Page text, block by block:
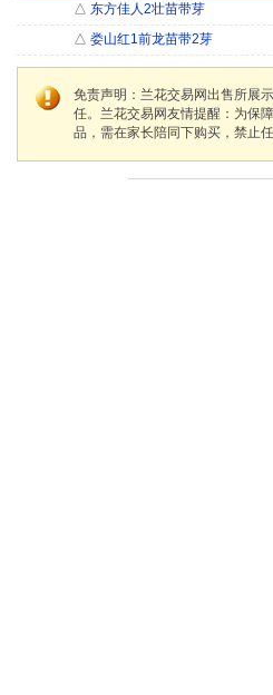
△ 东方佳人2壮苗带芽
△ 娄山红1前龙苗带2芽
免责声明：兰花交易网出售所展
任。兰花交易网友情提醒：为保
品，需在家长陪同下购买，禁止